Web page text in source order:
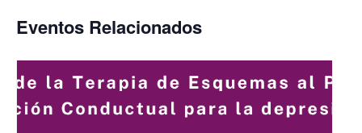
Eventos Relacionados